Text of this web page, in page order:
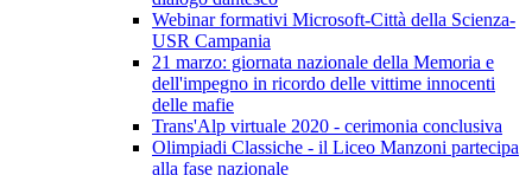
Webinar formativi Microsoft-Città della Scienza-
USR Campania
21 marzo: giornata nazionale della Memoria e
dell'impegno in ricordo delle vittime innocenti
delle mafie
Trans'Alp virtuale 2020 - cerimonia conclusiva
Olimpiadi Classiche - il Liceo Manzoni partecipa
alla fase nazionale